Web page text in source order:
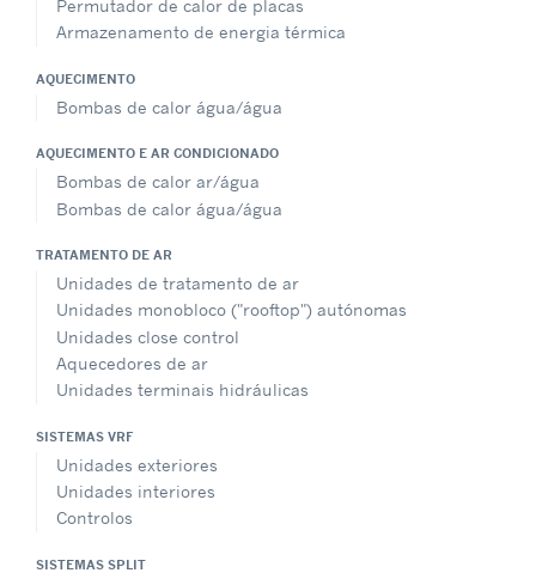
Permutador de calor de placas
Armazenamento de energia térmica
AQUECIMENTO
Bombas de calor água/água
AQUECIMENTO E AR CONDICIONADO
Bombas de calor ar/água
Bombas de calor água/água
TRATAMENTO DE AR
Unidades de tratamento de ar
Unidades monobloco ("rooftop") autónomas
Unidades close control
Aquecedores de ar
Unidades terminais hidráulicas
SISTEMAS VRF
Unidades exteriores
Unidades interiores
Controlos
SISTEMAS SPLIT